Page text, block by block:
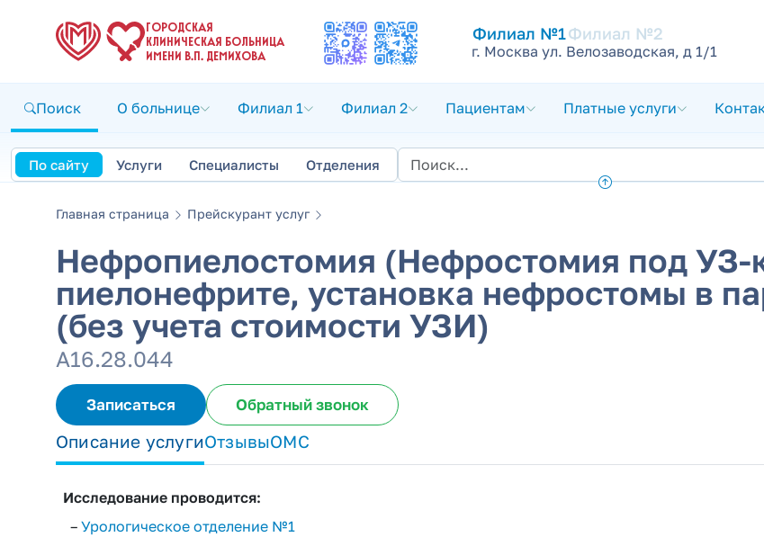
ГОРОДСКАЯ
КЛИНИЧЕСКАЯ БОЛЬНИЦА
ИМЕНИ В.П. ДЕМИХОВА
Филиал №1Филиал №2
г. Москва ул. Велозаводская, д 1/1
Поиск О больнице Филиал 1 Филиал 2 Пациентам Платные услуги
По сайту Услуги Специалисты Отделения
Главная страница Прейскурант услуг
Нефропиелостомия (Нефростомия под УЗ-
пиелонефрите, установка нефростомы в
(без учета стоимости УЗИ)
А16.28.044
Записаться Обратный звонок
Описание услугиОтзывыОМС
Исследование проводится:
– Урологическое отделение №1